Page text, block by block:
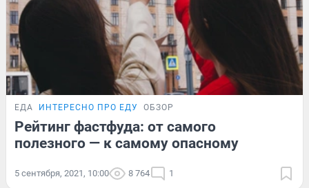
ЕДА ИНТЕРЕСНО ПРО ЕДУ ОБЗОР
Рейтинг фастфуда: от самого
полезного — к самому опасному
5 сентября, 2021, 10:00 8 764 1